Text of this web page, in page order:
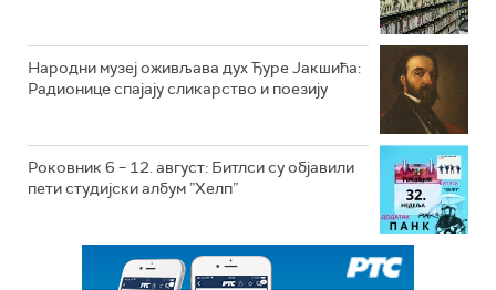
Народни музеј оживљава дух Ђуре Јакшића:
Радионице спајају сликарство и поезију
Роковник 6 – 12. август: Битлси су објавили
пети студијски албум ”Хелп”